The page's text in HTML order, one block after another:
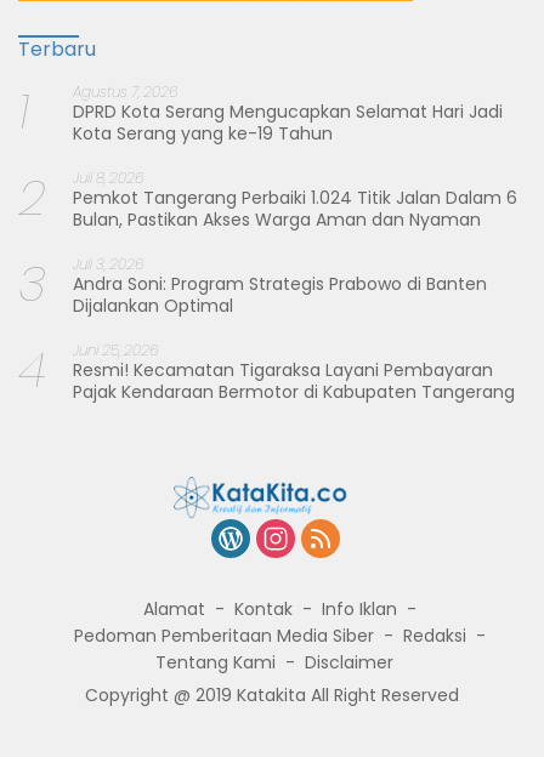
Terbaru
1 Agustus 7, 2026
DPRD Kota Serang Mengucapkan Selamat Hari Jadi
Kota Serang yang ke-19 Tahun
2 Juli 8, 2026
Pemkot Tangerang Perbaiki 1.024 Titik Jalan Dalam 6
Bulan, Pastikan Akses Warga Aman dan Nyaman
3 Juli 3, 2026
Andra Soni: Program Strategis Prabowo di Banten
Dijalankan Optimal
4 Juni 25, 2026
Resmi! Kecamatan Tigaraksa Layani Pembayaran
Pajak Kendaraan Bermotor di Kabupaten Tangerang
Alamat Kontak
Info Iklan
Pedoman Pemberitaan Media Siber
Redaksi
Tentang Kami
Disclaimer
Copyright @ 2019 Katakita All Right Reserved